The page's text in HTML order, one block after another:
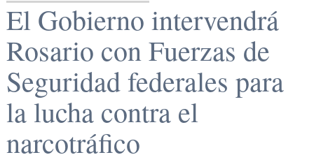
El Gobierno intervendrá
Rosario con Fuerzas de
Seguridad federales para
la lucha contra el
narcotráfico